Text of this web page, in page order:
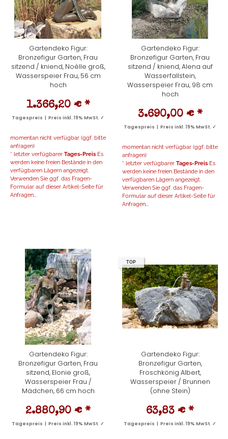
Gartendeko Figur:
Bronzefigur Garten, Frau
sitzend / kniend, Noèlle groß,
Wasserspeier Frau, 56 cm
hoch
1.366,20 € *
Tagespreis | Preis inkl. 19% MwSt. ✓
momentan nicht verfügbar (ggf. bitte
anfragen)
* letzter verfügbarer Tages-Preis Es
werden keine freien Bestände in den
verfügbaren Lägern angezeigt.
Verwenden Sie ggf. das Fragen-
Formular auf dieser Artikel-Seite für
Anfragen...
Gartendeko Figur:
Bronzefigur Garten, Frau
sitzend / kniend, Alena auf
Wasserfallstein,
Wasserspeier Frau, 98 cm
hoch
3.690,00 € *
Tagespreis | Preis inkl. 19% MwSt. ✓
momentan nicht verfügbar (ggf. bitte
anfragen)
* letzter verfügbarer Tages-Preis Es
werden keine freien Bestände in den
verfügbaren Lägern angezeigt.
Verwenden Sie ggf. das Fragen-
Formular auf dieser Artikel-Seite für
Anfragen...
Gartendeko Figur:
Bronzefigur Garten, Frau
sitzend, Elonie groß,
Wasserspeier Frau /
Mädchen, 66 cm hoch
2.880,90 € *
Tagespreis | Preis inkl. 19% MwSt. ✓
TOP
Gartendeko Figur:
Bronzefigur Garten,
Froschkönig Albert,
Wasserspeier / Brunnen
(ohne Stein)
63,83 € *
Tagespreis | Preis inkl. 19% MwSt. ✓